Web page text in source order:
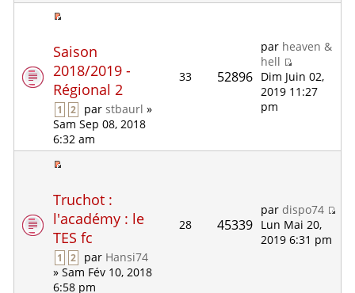
Saison
2018/2019 -
Régional 2
1 2 parstbaurl »
Sam Sep 08, 2018
6:32 am
33 52896
par heaven &
hell
Dim Juin 02,
2019 11:27
pm
Truchot :
l'académy : le
TES fc
1 2 par Hansi74
» Sam Fév 10, 2018
6:58 pm
28 45339
pardispo74
Lun Mai 20,
2019 6:31 pm